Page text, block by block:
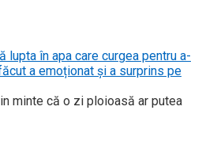
lupta în apa care curgea pentru a-
a emoționat și a surprins pe
minte că o zi ploioasă ar putea